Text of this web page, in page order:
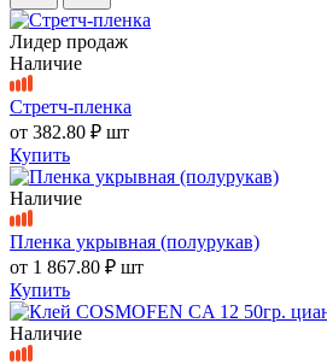
Лидер продаж
Наличие
Стретч-пленка
от 382.80 ₽ шт
Купить
Наличие
Пленка укрывная (полурукав)
от 1 867.80 ₽ шт
Купить
Наличие